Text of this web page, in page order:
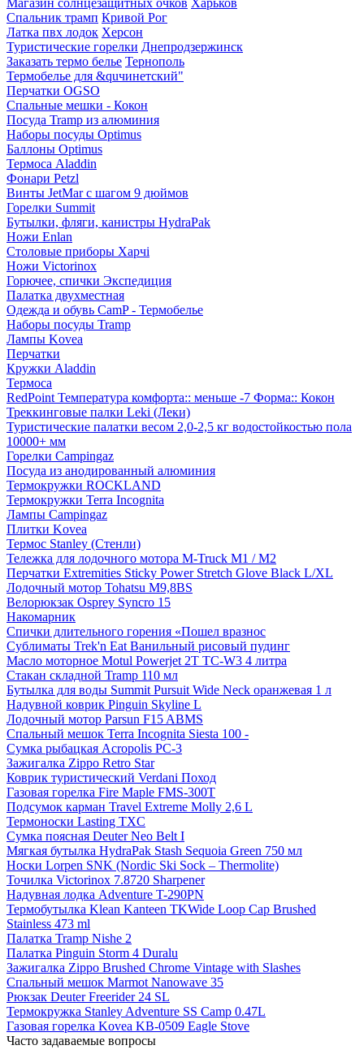
Спальник трамп Кривой Рог
Латка пвх лодок Херсон
Туристические горелки Днепродзержинск
Заказать термо белье Тернополь
Термобелье для &quчинетский"
Перчатки OGSO
Спальные мешки - Кокон
Посуда Tramp из алюминия
Наборы посуды Optimus
Баллоны Optimus
Термоса Aladdin
Фонари Petzl
Винты JetMar с шагом 9 дюймов
Горелки Summit
Бутылки, фляги, канистры HydraPak
Ножи Enlan
Столовые приборы Харчі
Ножи Victorinox
Горючее, спички Экспедиция
Палатка двухместная
Одежда и обувь CamP - Термобелье
Наборы посуды Tramp
Лампы Kovea
Перчатки
Кружки Aladdin
Термоса
RedPoint Температура комфорта:: меньше -7 Форма:: Кокон
Треккинговые палки Leki (Леки)
Туристические палатки весом 2,0-2,5 кг водостойкостью пола
10000+ мм
Горелки Campingaz
Посуда из анодированный алюминия
Термокружки ROCKLAND
Термокружки Terra Incognita
Лампы Campingaz
Плитки Kovea
Термос Stanley (Стенли)
Тележка для лодочного мотора M-Truck M1 / M2
Перчатки Extremities Sticky Power Stretch Glove Black L/XL
Лодочный мотор Tohatsu M9,8BS
Велорюкзак Osprey Syncro 15
Накомарник
Спички длительного горения «Пошел вразнос
Сублиматы Trek'n Eat Ванильный рисовый пудинг
Масло моторное Motul Powerjet 2T TC-W3 4 литра
Стакан складной Tramp 110 мл
Бутылка для воды Summit Pursuit Wide Neck оранжевая 1 л
Надувной коврик Pinguin Skyline L
Лодочный мотор Parsun F15 ABMS
Спальный мешок Terra Incognita Siesta 100 -
Сумка рыбацкая Acropolis РС-3
Зажигалка Zippo Retro Star
Коврик туристический Verdani Поход
Газовая горелка Fire Maple FMS-300T
Подсумок карман Travel Extreme Molly 2,6 L
Термоноски Lasting TXC
Сумка поясная Deuter Neo Belt I
Мягкая бутылка HydraPak Stash Sequoia Green 750 мл
Носки Lorpen SNK (Nordic Ski Sock – Thermolite)
Точилка Victorinox 7.8720 Sharpener
Надувная лодка Adventure T-290PN
Термобутылка Klean Kanteen TKWide Loop Cap Brushed
Stainless 473 ml
Палатка Tramp Nishe 2
Палатка Pinguin Storm 4 Duralu
Зажигалка Zippo Brushed Chrome Vintage with Slashes
Спальный мешок Marmot Nanowave 35
Рюкзак Deuter Freerider 24 SL
Термокружка Stanley Adventure SS Camp 0.47L
Газовая горелка Kovea KB-0509 Eagle Stove
Часто задаваемые вопросы